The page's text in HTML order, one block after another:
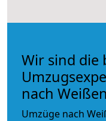
Wir sind die
nach
Umzüge nach